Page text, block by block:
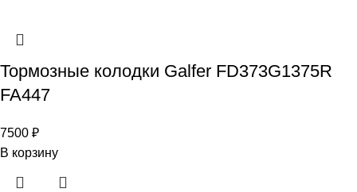
Тормозные колодки Galfer FD373G1375R
FA447
7500 ₽
В корзину